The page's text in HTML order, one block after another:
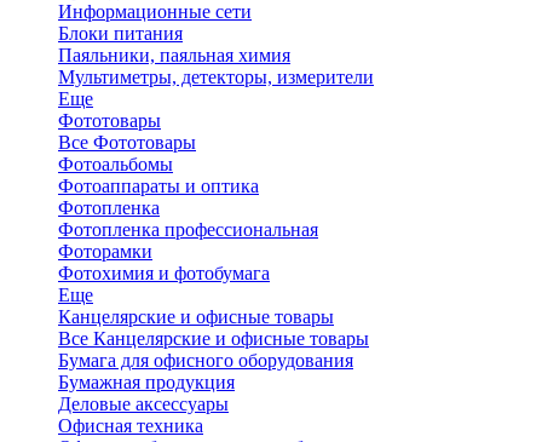
Информационные сети
Блоки питания
Паяльники, паяльная химия
Мультиметры, детекторы, измерители
Еще
Фототовары
Все Фототовары
Фотоальбомы
Фотоаппараты и оптика
Фотопленка
Фотопленка профессиональная
Фоторамки
Фотохимия и фотобумага
Еще
Канцелярские и офисные товары
Все Канцелярские и офисные товары
Бумага для офисного оборудования
Бумажная продукция
Деловые аксессуары
Офисная техника